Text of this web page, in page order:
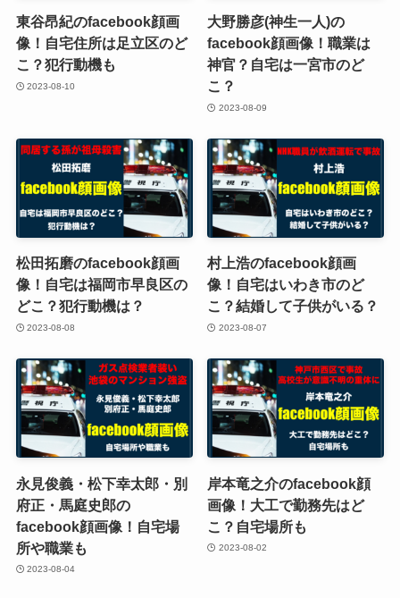
東谷昂紀のfacebook顔画
像！自宅住所は足立区のど
こ？犯行動機も
2023-08-10
大野勝彦(神生一人)の
facebook顔画像！職業は
神官？自宅は一宮市のど
こ？
2023-08-09
松田拓磨のfacebook顔画
像！自宅は福岡市早良区の
どこ？犯行動機は？
2023-08-08
村上浩のfacebook顔画
像！自宅はいわき市のど
こ？結婚して子供がいる？
2023-08-07
永見俊義・松下幸太郎・別
府正・馬庭史郎の
facebook顔画像！自宅場
所や職業も
2023-08-04
岸本竜之介のfacebook顔
画像！大工で勤務先はど
こ？自宅場所も
2023-08-02